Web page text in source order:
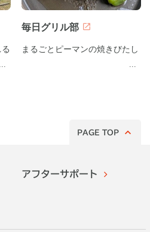
毎日グリル部
まるごとピーマンの焼きびたし
PAGE TOP
アフターサポート